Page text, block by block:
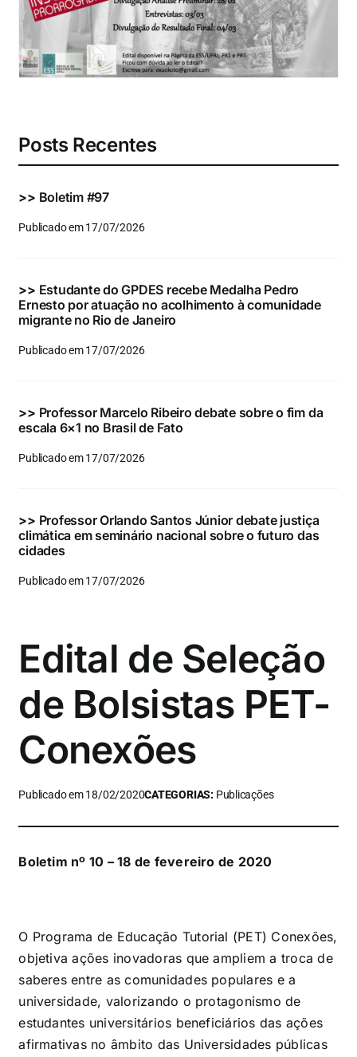
Eventos e Certificados
Comunicação
Posts Recentes
>> Boletim #97
Publicado em 17/07/2026
>> Estudante do GPDES recebe Medalha Pedro
Ernesto por atuação no acolhimento à comunidade
migrante no Rio de Janeiro
Publicado em 17/07/2026
>> Professor Marcelo Ribeiro debate sobre o fim da
escala 6×1 no Brasil de Fato
Publicado em 17/07/2026
>> Professor Orlando Santos Júnior debate justiça
climática em seminário nacional sobre o futuro das
cidades
Publicado em 17/07/2026
Edital de Seleção
de Bolsistas PET-
Conexões
Publicado em 18/02/2020CATEGORIAS: Publicações
Boletim nº 10 – 18 de fevereiro de 2020
O Programa de Educação Tutorial (PET) Conexões,
objetiva ações inovadoras que ampliem a troca de
saberes entre as comunidades populares e a
universidade, valorizando o protagonismo de
estudantes universitários beneficiários das ações
afirmativas no âmbito das Universidades públicas